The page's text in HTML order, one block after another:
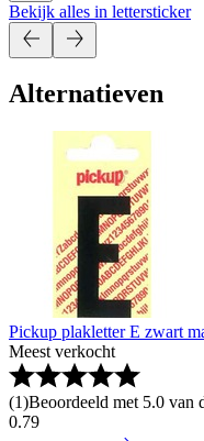
Bekijk alles in lettersticker
Alternatieven
Pickup plakletter E zwart
Meest verkocht
(1)Beoordeeld met 5.0 van
0.79